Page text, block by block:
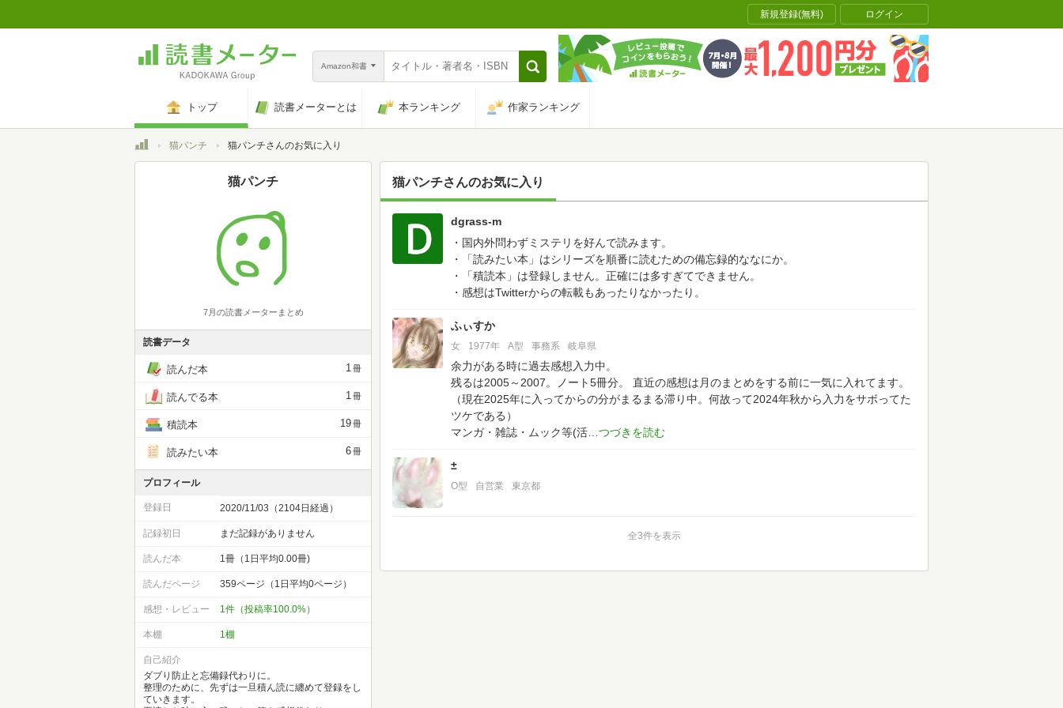
新規登録(無料) ログイン
Amazon和書
トップ 読書メーターとは 本ランキング 作家ランキング
トップ猫パンチ 猫パンチさんのお気に入り
猫パンチさんのお気に入り
dgrass-m
・国内外問わずミステリを好んで読みます。
・「読みたい本」はシリーズを順番に読むための備忘録的ななにか。
・「積読本」は登録しません。正確には多すぎてできません。
・感想はTwitterからの転載もあったりなかったり。
ふぃすか
女 1977年 A型 事務系 岐阜県
余力がある時に過去感想入力中。
残るは2005～2007。ノート5冊分。
直近の感想は月のまとめをする前に一気に入れてます。
（現在2025年に入ってからの分がまるまる滞り中。何故って2024年秋から入力をサボってた
ツケである）
マンガ・雑誌・ムック等(活
±
O型 自営業 東京都
全3件を表示
猫パンチ
7月の読書メーターまとめ
読書データ
読んだ本 1冊
読んでる本 1冊
積読本 19冊
読みたい本 6冊
プロフィール
登録日 2020/11/03（2104日経過）
記録初日 まだ記録がありません
読んだ本 1冊（1日平均0.00冊)
読んだページ 359ページ（1日平均0ページ）
感想・レビュー 1件（投稿率100.0%）
本棚 1棚
自己紹介
ダブり防止と忘備録代わりに。
整理のために、先ずは一旦積ん読に纏めて登録をし
ていきます。